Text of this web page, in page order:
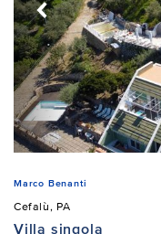
Marco Benanti
Cefalù, PA
Villa singola